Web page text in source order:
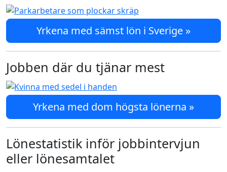
Yrkena med sämst lön i Sverige »
Jobben där du tjänar mest
Yrkena med dom högsta lönerna »
Lönestatistik inför jobbintervjun
eller lönesamtalet